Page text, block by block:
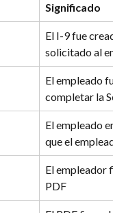
Significado
El I-9 fue
solicitado al
El empleado
completar la
El empleado
que el
El empleador
PDF